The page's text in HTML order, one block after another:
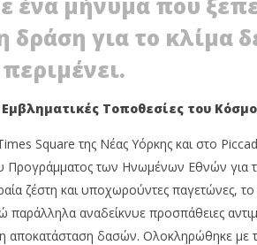
press-
room
δράση για το κλίμα
Τοποθεσίες του
Square της Νέας Υόρκης και στο
των Ηνωμένων Εθνών για
ζέστη και υποχωρούντες παγετώνες,
παράλληλα αναδείκνυε προσπάθειες
αποκατάσταση δασών. Ολοκληρώθηκε με